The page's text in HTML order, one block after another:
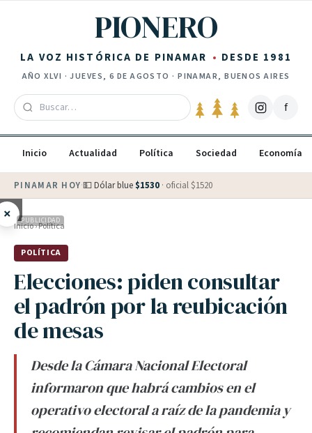
PIONERO
LA VOZ HISTÓRICA DE PINAMAR DESDE 1981
AÑOXLVI ·JUEVES, 6 DE AGOSTO · PINAMAR, BUENOS AIRES
f
Inicio Actualidad Política Sociedad Economía
PINAMAR HOY·💵 Dólar blue $1530 · oficial $1520
× PUBLICIDAD
Inicio›Política
POLÍTICA
Elecciones: piden consultar
el padrón por la reubicación
de mesas
Desde la Cámara Nacional Electoral
informaron que habrá cambios en el
operativo electoral a raíz de la pandemia y